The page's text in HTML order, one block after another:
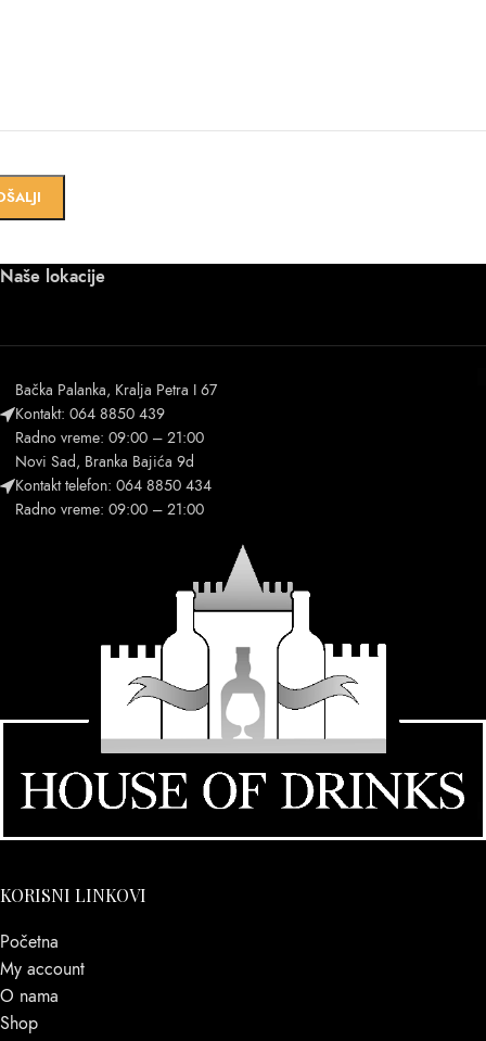
Naše lokacije
Bačka Palanka, Kralja Petra I 67
Kontakt: 064 8850 439
Radno vreme: 09:00 – 21:00
Novi Sad, Branka Bajića 9d
Kontakt telefon: 064 8850 434
Radno vreme: 09:00 – 21:00
KORISNI LINKOVI
Početna
My account
O nama
Shop